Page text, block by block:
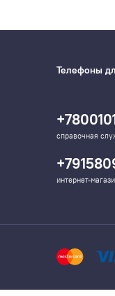
Телефоны
справочная
интернет-